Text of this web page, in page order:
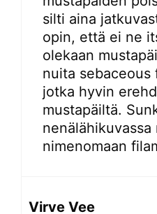
silti aina
opin, että ei ne
olekaan
nuita sebaceous
jotka hyvin
mustapäiltä.
nimenomaan
Virve Vee